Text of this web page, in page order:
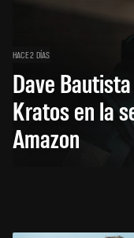
HACE 2 DÍAS
Dave
Kratos en la
Amazon